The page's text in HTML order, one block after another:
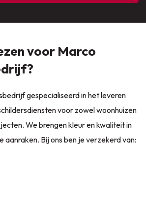
voor Marco
gespecialiseerd in het leveren
voor zowel woonhuizen
We brengen kleur en kwaliteit in
aanraken. Bij ons ben je verzekerd van: